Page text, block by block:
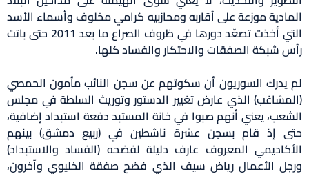
المادية موزعة على أقاربه ومحازبيه كرامي مخلوف وأسماء الأسد
التي أخذت تصعّد دورها في ظروف الصراع ما بعد 2011 حتى باتت
رأس شبكة الصفقات والاحتكار والفساد كلها.
لم يدرك السوريون أن سكوتهم عن سجن النائب مأمون الحمصي
(المشاغب) الذي عارض تغيير الدستور وتوريث السلطة في مجلس
الشعب، يعني أنهم صبوا في خانة المستبد دفعة استبداد إضافية،
حتى إذ قام بسجن عشرة ناشطين في (ربيع دمشق) بينهم
الأكاديمي المعروف عارف دليلة لفضحه (الفساد والاستبداد)
ورجل الأعمال رياض سيف الذي فضح صفقة الخليوي وآخرون،